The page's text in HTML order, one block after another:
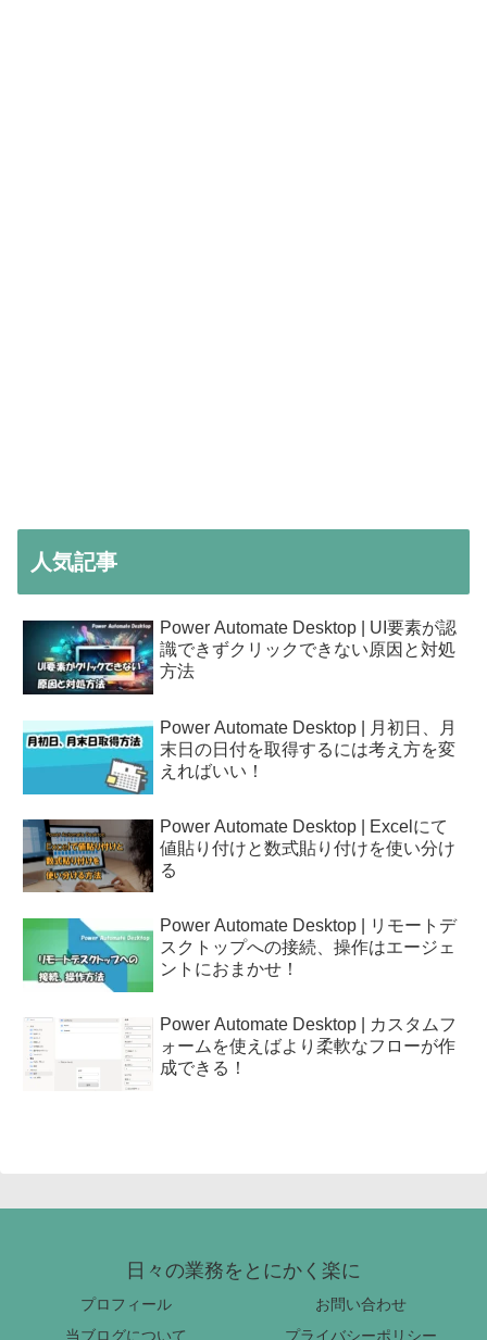
人気記事
Power Automate Desktop | UI要素が認
識できずクリックできない原因と対処
方法
Power Automate Desktop | 月初日、月
末日の日付を取得するには考え方を変
えればいい！
Power Automate Desktop | Excelにて
値貼り付けと数式貼り付けを使い分け
る
Power Automate Desktop | リモートデ
スクトップへの接続、操作はエージェ
ントにおまかせ！
Power Automate Desktop | カスタムフ
ォームを使えばより柔軟なフローが作
成できる！
日々の業務をとにかく楽に
プロフィール
お問い合わせ
当ブログについて
プライバシーポリシー